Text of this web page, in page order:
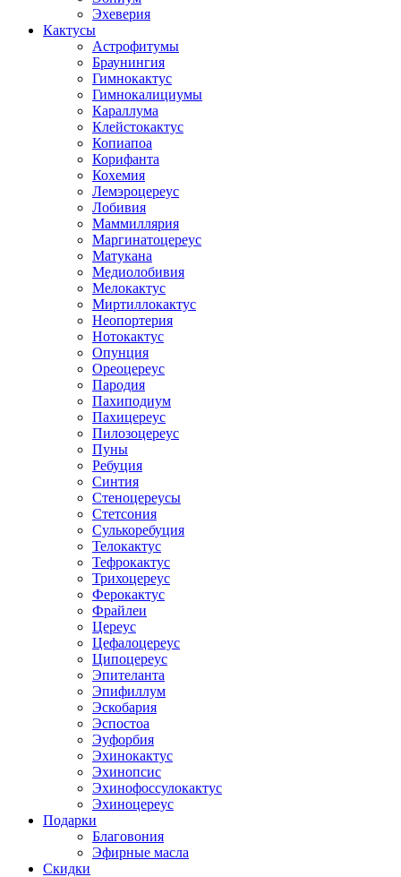
Эхеверия
Кактусы
Астрофитумы
Браунингия
Гимнокактус
Гимнокалициумы
Караллума
Клейстокактус
Копиапоа
Корифанта
Кохемия
Лемэроцереус
Лобивия
Маммиллярия
Маргинатоцереус
Матукана
Медиолобивия
Мелокактус
Миртиллокактус
Неопортерия
Нотокактус
Опунция
Ореоцереус
Пародия
Пахиподиум
Пахицереус
Пилозоцереус
Пуны
Ребуция
Синтия
Стеноцереусы
Стетсония
Сулькоребуция
Телокактус
Тефрокактус
Трихоцереус
Ферокактус
Фрайлеи
Цереус
Цефалоцереус
Ципоцереус
Эпителанта
Эпифиллум
Эскобария
Эспостоа
Эуфорбия
Эхинокактус
Эхинопсис
Эхинофоссулокактус
Эхиноцереус
Подарки
Благовония
Эфирные масла
Скидки